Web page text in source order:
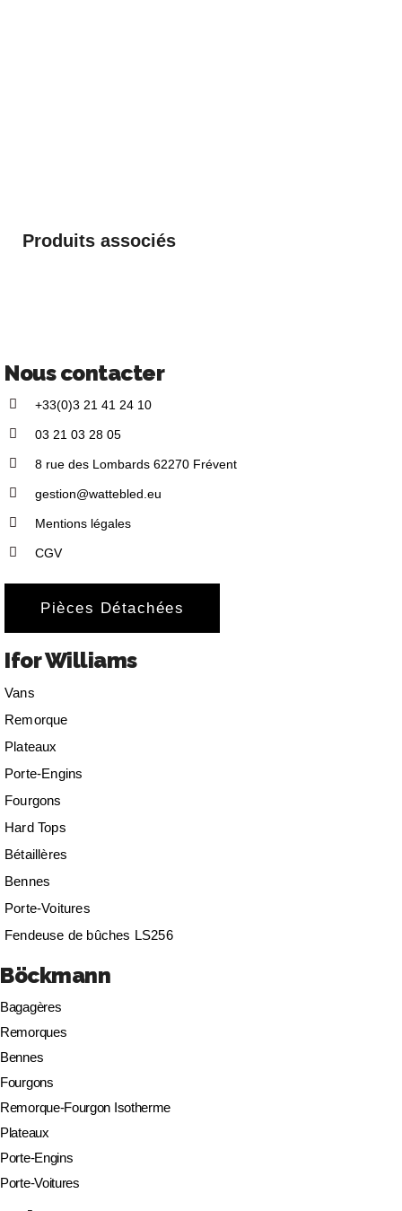
Produits associés
Nous contacter
+33(0)3 21 41 24 10
03 21 03 28 05
8 rue des Lombards 62270 Frévent
gestion@wattebled.eu
Mentions légales
CGV
Pièces Détachées
Ifor Williams
Vans
Remorque
Plateaux
Porte-Engins
Fourgons
Hard Tops
Bétaillères
Bennes
Porte-Voitures
Fendeuse de bûches LS256
Böckmann
Bagagères
Remorques
Bennes
Fourgons
Remorque-Fourgon Isotherme
Plateaux
Porte-Engins
Porte-Voitures